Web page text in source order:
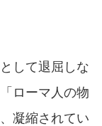
して退屈しな
ローマ人の物
凝縮されてい